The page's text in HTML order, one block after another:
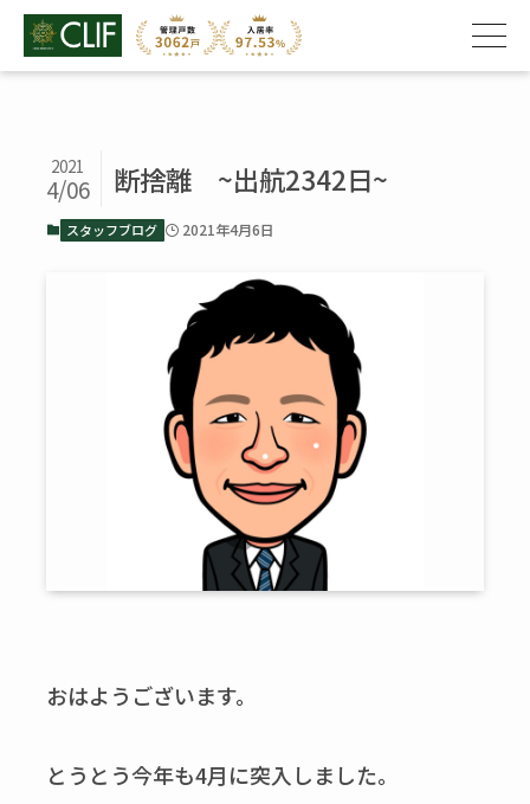
断捨離 ~出航2342日~
2021
4/06
スタッフブログ 2021年4月6日
おはようございます。
とうとう今年も4月に突入しました。